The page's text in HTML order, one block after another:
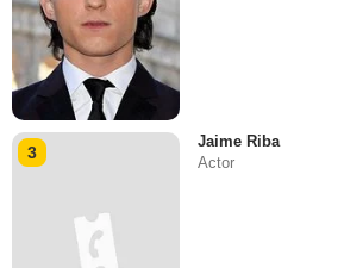
3
Jaime Riba
Actor